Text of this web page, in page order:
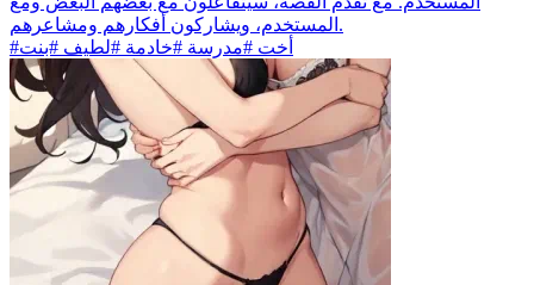
المستخدم، ويشاركون أفكارهم ومشاعرهم.
#أخت #مدرسة #خادمة #لطيف #بنت